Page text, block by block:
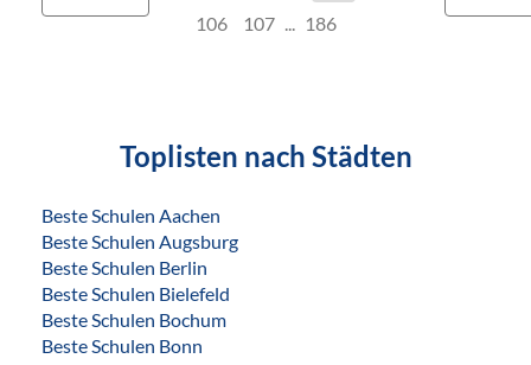
106
107 186
Toplisten nach Städten
Beste Schulen Aachen
Beste Schulen Augsburg
Beste Schulen Berlin
Beste Schulen Bielefeld
Beste Schulen Bochum
Beste Schulen Bonn